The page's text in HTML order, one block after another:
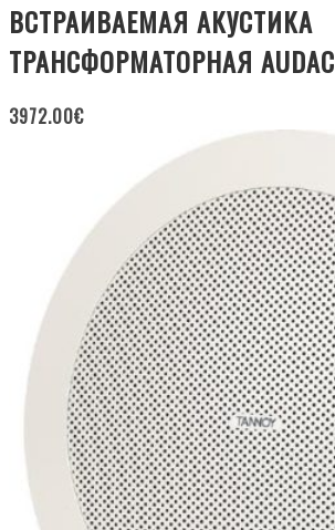
ВСТРАИВАЕМАЯ АКУСТИКА
ТРАНСФОРМАТОРНАЯ AUDAC
3972.00€